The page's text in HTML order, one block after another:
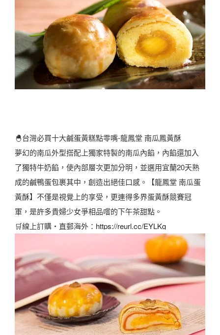
🐣台灣必買十大鹹蛋黃糕點零嘴-龍鳳堂 南瓜鳳黃酥
夢幻的南瓜外型搭配上獨家特製的南瓜內餡，內餡還加入
了獨特牛奶餡，使內部層次更加分明，並選用宜蘭20天熟
成的鹹鴨蛋包裹其中，創造出絕佳口感。【龍鳳堂 南瓜蛋
黃酥】不僅是視覺上的享受，更連得多界蛋黃酥競賽冠
軍，是許多貴婦少女爭相品嚐的下午茶甜點。
🛒線上訂購・直郵海外： https://reurl.cc/EYLKg